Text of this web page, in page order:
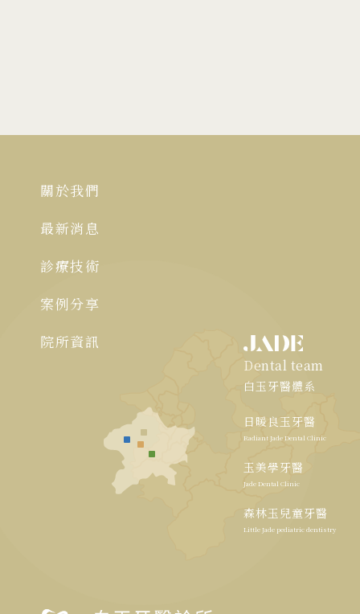
關於我們
最新消息
診療技術
案例分享
院所資訊
Dental team
白玉牙醫體系
日暖良玉牙醫
Radiant Jade Dental Clinic
玉美學牙醫
Jade Dental Clinic
森林玉兒童牙醫
Little Jade pediatric dentistry